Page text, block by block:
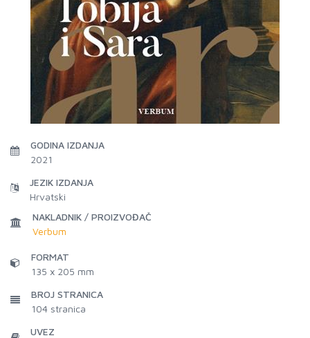
GODINA IZDANJA
2021
JEZIK IZDANJA
Hrvatski
NAKLADNIK / PROIZVOĐAČ
Verbum
FORMAT
135 x 205 mm
BROJ STRANICA
104 stranica
UVEZ